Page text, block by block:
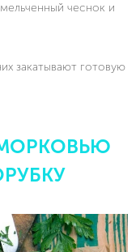
чеснок и
закатывают готовую